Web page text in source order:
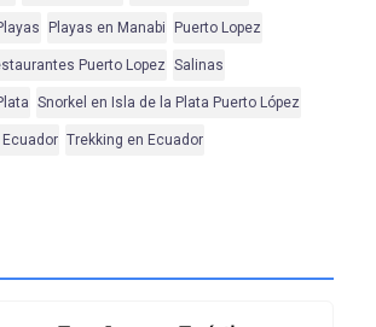
Playas en Manabi Puerto Lopez
Puerto Lopez Salinas
Snorkel en Isla de la Plata Puerto López
Trekking en Ecuador